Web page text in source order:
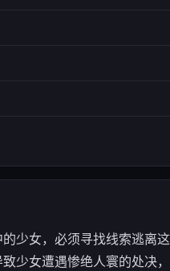
少女，必须寻找线索逃离这
少女遭遇惨绝人寰的处决，